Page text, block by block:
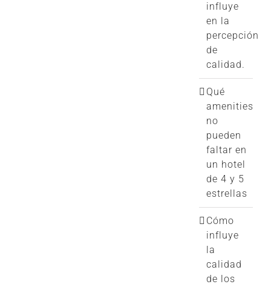
influye
en la
percepción
de
calidad.
Qué
amenities
no
pueden
faltar en
un hotel
de 4 y 5
estrellas
Cómo
influye
la
calidad
de los